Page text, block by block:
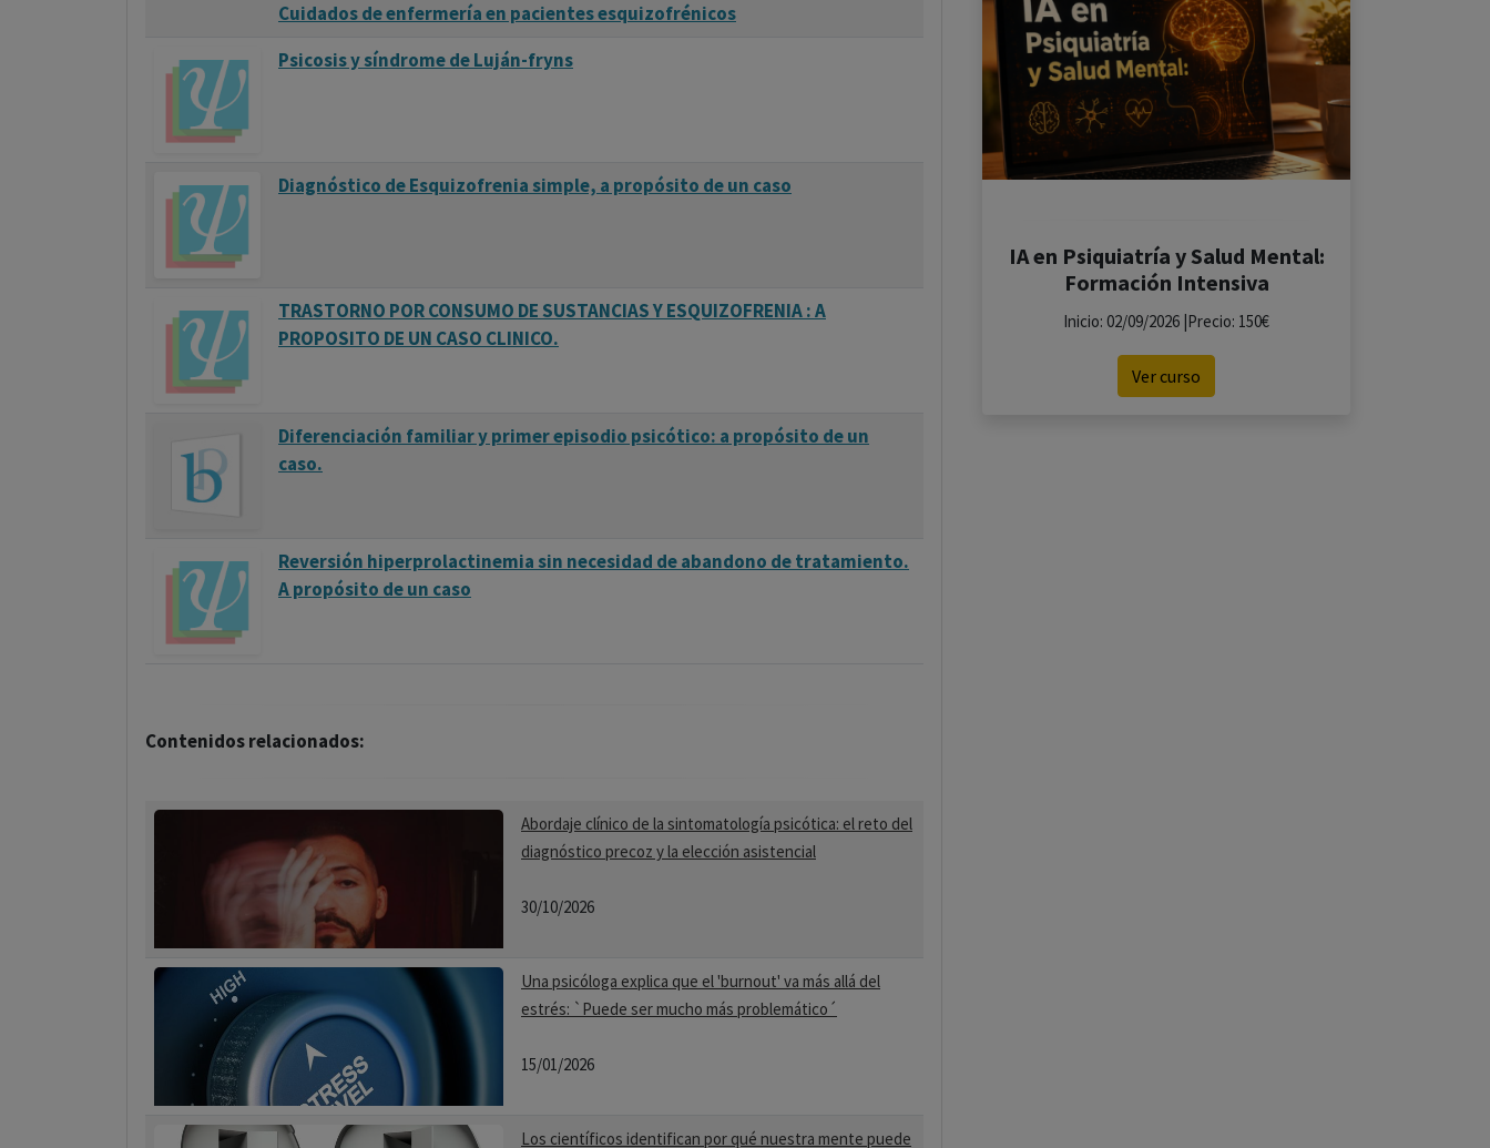
Cuidados de enfermería en pacientes esquizofrénicos
Psicosis y síndrome de Luján-fryns
Diagnóstico de Esquizofrenia simple, a propósito de un caso
TRASTORNO POR CONSUMO DE SUSTANCIAS Y ESQUIZOFRENIA : A
PROPOSITO DE UN CASO CLINICO.
Diferenciación familiar y primer episodio psicótico: a propósito de un
caso.
Reversión hiperprolactinemia sin necesidad de abandono de tratamiento.
A propósito de un caso
Contenidos relacionados:
Abordaje clínico de la sintomatología psicótica: el reto del
diagnóstico precoz y la elección asistencial
30/10/2026
Una psicóloga explica que el 'burnout' va más allá del
estrés: `Puede ser mucho más problemático´
15/01/2026
Los científicos identifican por qué nuestra mente puede
IA en Psiquiatría y Salud Mental:
Formación Intensiva
Inicio: 02/09/2026 |Precio: 150€
Ver curso